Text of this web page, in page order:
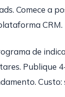
Comece a
CRM.
de
Publique
Custo: